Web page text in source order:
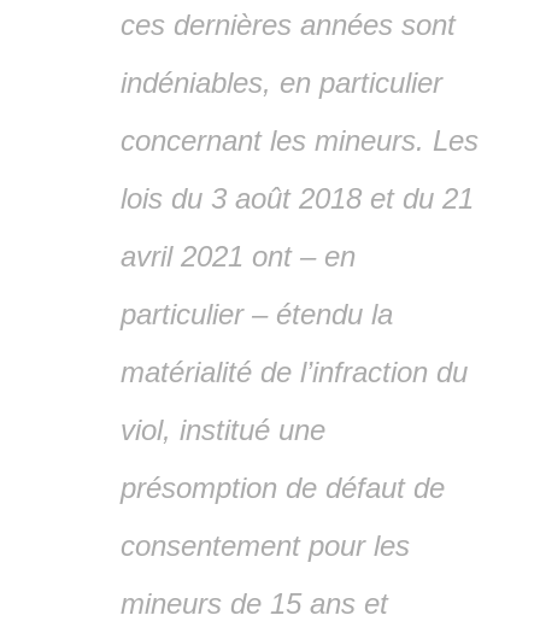
ces dernières années sont
indéniables, en particulier
concernant les mineurs. Les
lois du 3 août 2018 et du 21
avril 2021 ont – en
particulier – étendu la
matérialité de l’infraction du
viol, institué une
présomption de défaut de
consentement pour les
mineurs de 15 ans et